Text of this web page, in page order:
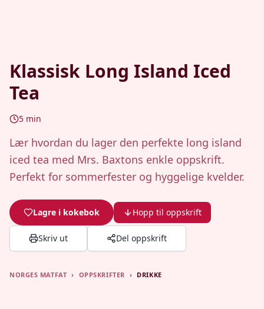
Klassisk Long Island Iced
Tea
5 min
Lær hvordan du lager den perfekte long island
iced tea med Mrs. Baxtons enkle oppskrift.
Perfekt for sommerfester og hyggelige kvelder.
Lagre i kokebok Hopp til oppskrift
Skriv ut Del oppskrift
NORGES MATFAT › OPPSKRIFTER › DRIKKE